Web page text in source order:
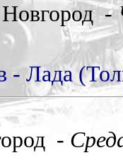
-
- Лада
-